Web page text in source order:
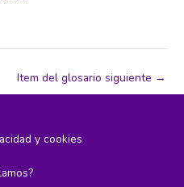
Item del glosario siguiente →
y cookies